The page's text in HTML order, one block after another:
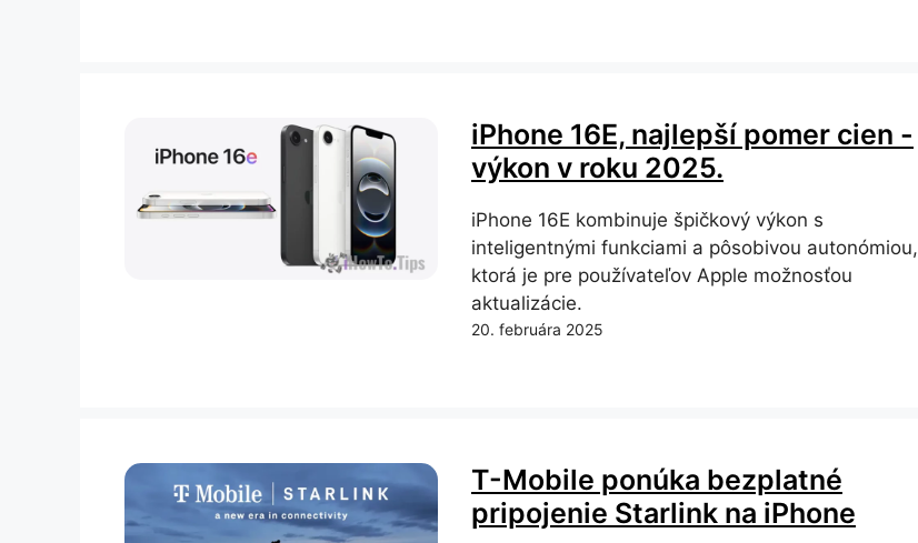
iPhone 16E, najlepší pomer cien -
výkon v roku 2025.
iPhone 16E kombinuje špičkový výkon s
inteligentnými funkciami a pôsobivou autonómiou,
ktorá je pre používateľov Apple možnosťou
aktualizácie.
20. februára 2025
T-Mobile ponúka bezplatné
pripojenie Starlink na iPhone